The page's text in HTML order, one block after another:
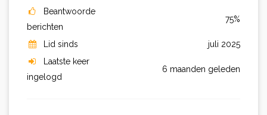
Beantwoorde
berichten
75%
Lid sinds
juli 2025
Laatste keer
ingelogd
6 maanden geleden